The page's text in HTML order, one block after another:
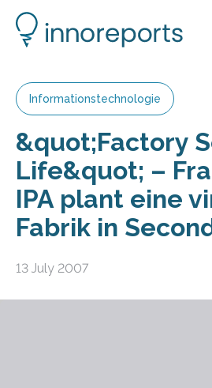
Informationstechnologie
&quot;Factory
Life&quot; –
IPA plant eine
Fabrik in
13 July 2007